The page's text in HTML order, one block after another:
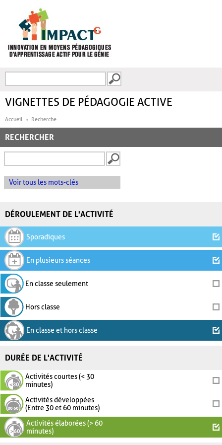
FORMULAIRE DE
VIGNETTES DE PÉDAGOGIE ACTIVE
Accueil Recherche
RECHERCHER
Voir tous les mots-clés
DÉROULEMENT DE L'ACTIVITÉ
Sporadiques
En plusieurs séances
En classe seulement
Hors classe
En classe et hors classe
DURÉE DE L'ACTIVITÉ
Activités courtes (< 30
minutes)
Activités développées
(Entre 30 et 60 minutes)
Activités élaborées (> 60
minutes)